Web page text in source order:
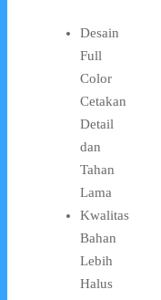
Desain
Full
Color
Cetakan
Detail
dan
Tahan
Lama
Kwalitas
Bahan
Lebih
Halus